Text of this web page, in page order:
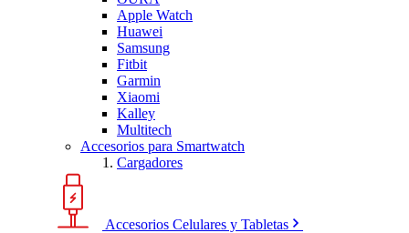
Apple Watch
Huawei
Samsung
Fitbit
Garmin
Xiaomi
Kalley
Multitech
Accesorios para Smartwatch
Cargadores
Accesorios Celulares y Tabletas